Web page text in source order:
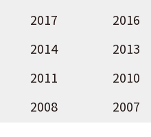
2017
2016
2014
2013
2011
2010
2008
2007